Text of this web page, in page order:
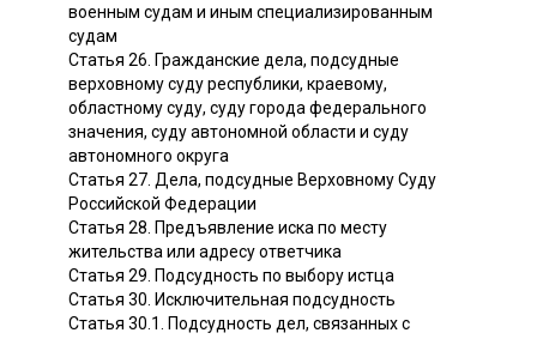
военным судам и иным специализированным
судам
Статья 26. Гражданские дела, подсудные
верховному суду республики, краевому,
областному суду, суду города федерального
значения, суду автономной области и суду
автономного округа
Статья 27. Дела, подсудные Верховному Суду
Российской Федерации
Статья 28. Предъявление иска по месту
жительства или адресу ответчика
Статья 29. Подсудность по выбору истца
Статья 30. Исключительная подсудность
Статья 30.1. Подсудность дел, связанных с